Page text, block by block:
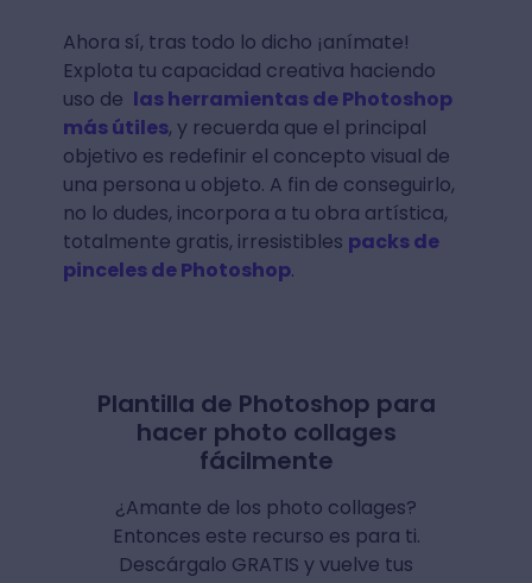
Ahora sí, tras todo lo dicho ¡anímate!
Explota tu capacidad creativa haciendo
uso de las herramientas de Photoshop
más útiles, y recuerda que el principal
objetivo es redefinir el concepto visual de
una persona u objeto. A fin de conseguirlo,
no lo dudes, incorpora a tu obra artística,
totalmente gratis, irresistibles packs de
pinceles de Photoshop.
Plantilla de Photoshop para
hacer photo collages
fácilmente
¿Amante de los photo collages?
Entonces este recurso es para ti.
Descárgalo GRATIS y vuelve tus